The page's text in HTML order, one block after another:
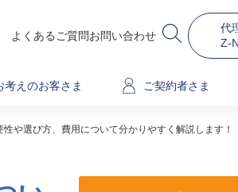
よくあるご質問お問い合わせ
代
Z-
考えのお客さま ご契約者さま
や選び方、費用について分かりやすく解説します！